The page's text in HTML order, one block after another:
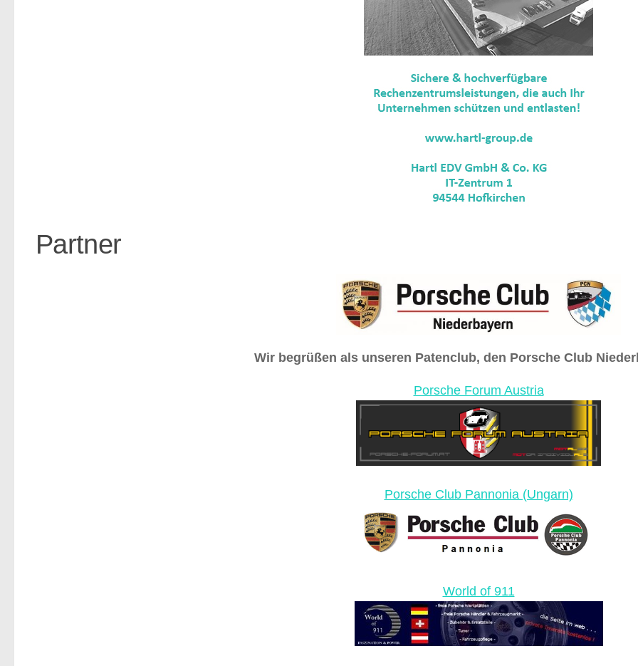
Partner
Wir begrüßen als unseren Patenclub, den Porsche Club
Porsche Forum Austria
Porsche Club Pannonia (Ungarn)
World of 911